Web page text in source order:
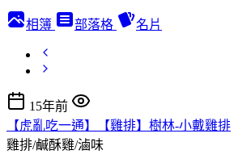
相簿 部落格 名片
15年前
【虎亂吃一通】【雞排】樹林-小戴雞排
雞排/鹹酥雞/滷味